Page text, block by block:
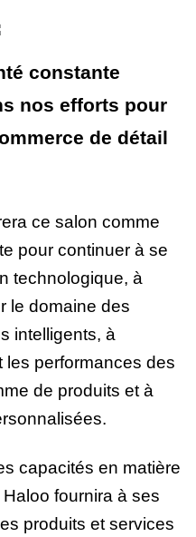
constante
nos efforts pour
de détail
ce salon comme
pour continuer à se
technologique, à
le domaine des
intelligents, à
les performances des
de produits et à
capacités en matière
fournira à ses
produits et services